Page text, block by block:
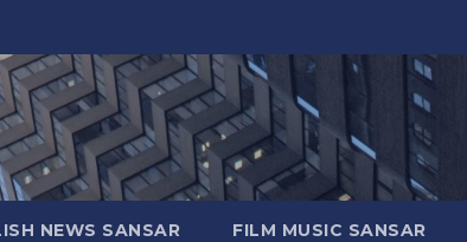
NEWS SANSAR FILM MUSIC SANSAR